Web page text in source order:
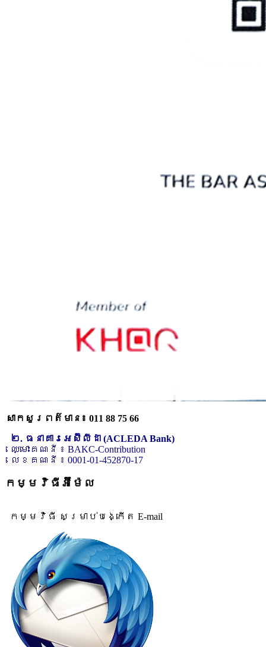
សាកសួរពត៌មាន៖ 011 88 75 66
២. ធនាគារអេស៊ីលីដា (ACLEDA Bank)
ឈ្មោះគណនី ៖ BAKC-Contribution
លេខគណនី ៖ 0001-01-452870-17
កម្មវិធីអ៊ីម៉ែល
កម្មវិធី សម្រាប់បង្កើត E-mail